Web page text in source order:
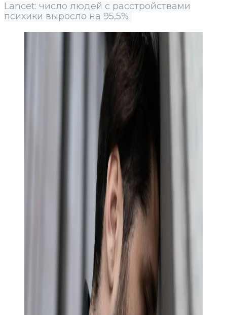
Lancet: число людей с расстройствами
психики выросло на 95,5%